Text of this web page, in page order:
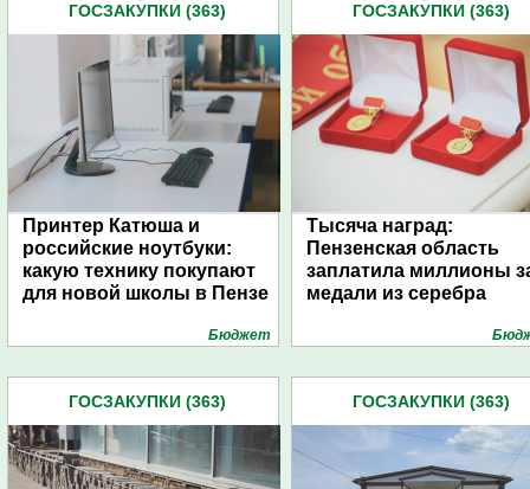
ГОСЗАКУПКИ (363)
Принтер Катюша и
российские ноутбуки:
какую технику покупают
для новой школы в Пензе
Бюджет
ГОСЗАКУПКИ (363)
Тысяча наград:
Пензенская область
заплатила миллионы
медали из серебра
ГОСЗАКУПКИ (363) ГОСЗАКУПКИ (363)